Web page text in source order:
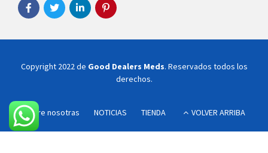
Copyright 2022 de Good Dealers Meds. Reservados todos los
derechos.
Sobre nosotras NOTICIAS TIENDA VOLVER ARRIBA